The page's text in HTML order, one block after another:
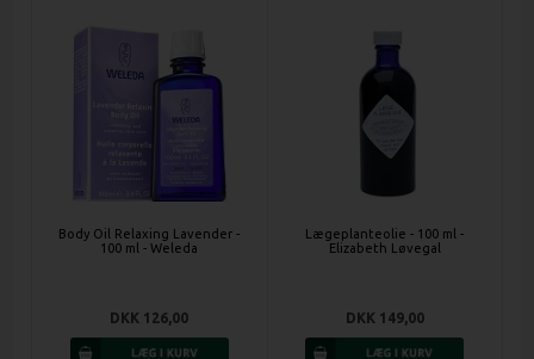
Body Oil Relaxing Lavender -
100 ml - Weleda
DKK 126,00
Lægeplanteolie - 100 ml -
Elizabeth Løvegal
DKK 149,00